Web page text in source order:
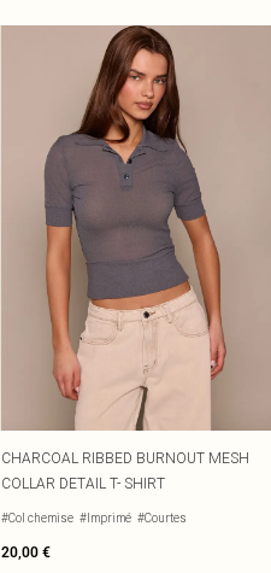
CHARCOAL RIBBED BURNOUT MESH
COLLAR DETAIL T- SHIRT
#Col chemise #Imprimé #Courtes
20,00 €